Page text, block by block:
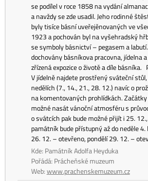
se podílel v roce 1858 na vydání
a navždy se zde usadil. Jeho rodinné
byly tisíce básní uveřejěnovaných ve
1923 a pochován byl na vyšehradský
se symboly básnictví – pegasem a
dochovány básníkova pracovna, jídelna
zřízená expozice o životě a díle
V jídelně najdete prostřený sváteční
nedělích (7., 14., 21., 28. 12.) navíc o
na komentovaných prohlídkách.
možné nasát vánoční atmosféru s
o svátcích pak bude možné přijít i 25.
památník bude přístupný až do neděle
26. 12. – otevřeno, pondělí 29. 12. –
Kde: Památník Adolfa Heyduka
Pořádá: Prácheňské muzeum
Web:www.prachenskemuzeum.cz